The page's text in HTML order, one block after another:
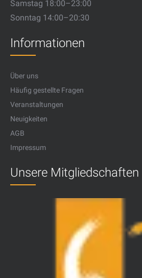
Samstag 18:00–23:00
Sonntag 14:00–20:30
Informationen
Über uns
Häufig gestellte Fragen
Veranstaltungen
Neuigkeiten
AGB
Impressum
Unsere Mitgliedschaften